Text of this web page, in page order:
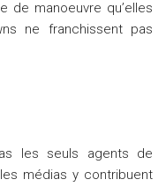
de manoeuvre qu’elles
ne franchissent pas
les seuls agents de
médias y contribuent